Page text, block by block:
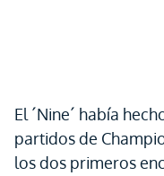
El ´Nine´ había
partidos de
los dos primeros